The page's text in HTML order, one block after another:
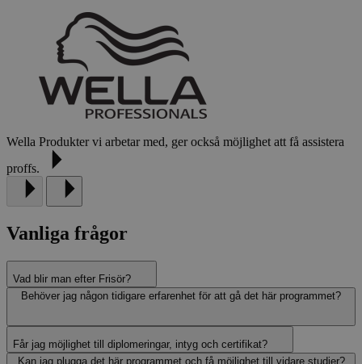
Wella Produkter vi arbetar med, ger också möjlighet att få assistera
proffs.
Vanliga frågor
Vad blir man efter Frisör?
Behöver jag någon tidigare erfarenhet för att gå det här programmet?
Får jag möjlighet till diplomeringar, intyg och certifikat?
Kan jag plugga det här programmet och få möjlighet till vidare studier?